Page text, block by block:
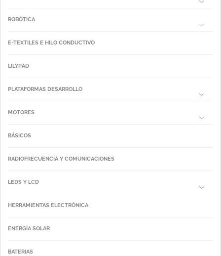
ROBÓTICA
E-TEXTILES E HILO CONDUCTIVO
LILYPAD
PLATAFORMAS DESARROLLO
MOTORES
BÁSICOS
RADIOFRECUENCIA Y COMUNICACIONES
LEDS Y LCD
HERRAMIENTAS ELECTRÓNICA
ENERGÍA SOLAR
BATERIAS